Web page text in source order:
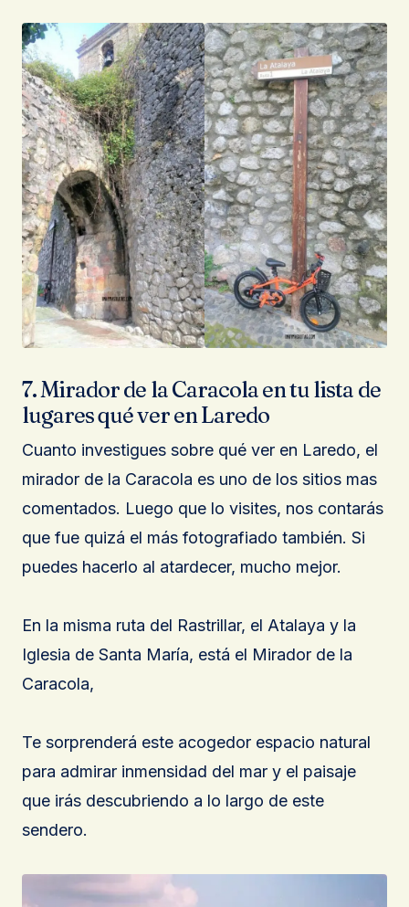
7. Mirador de la Caracola en tu lista de
lugares qué ver en Laredo
Cuanto investigues sobre qué ver en Laredo, el
mirador de la Caracola es uno de los sitios mas
comentados. Luego que lo visites, nos contarás
que fue quizá el más fotografiado también. Si
puedes hacerlo al atardecer, mucho mejor.
En la misma ruta del Rastrillar, el Atalaya y la
Iglesia de Santa María, está el Mirador de la
Caracola,
Te sorprenderá este acogedor espacio natural
para admirar inmensidad del mar y el paisaje
que irás descubriendo a lo largo de este
sendero.